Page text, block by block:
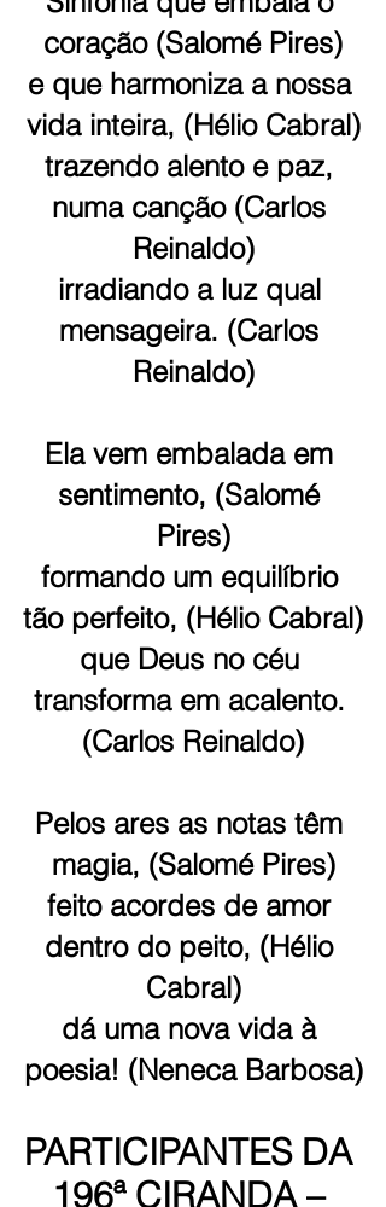
coração (Salomé Pires)
e que harmoniza a nossa
vida inteira, (Hélio Cabral)
trazendo alento e paz,
numa canção (Carlos
Reinaldo)
irradiando a luz qual
mensageira. (Carlos
Reinaldo)
Ela vem embalada em
sentimento, (Salomé
Pires)
formando um equilíbrio
tão perfeito, (Hélio Cabral)
que Deus no céu
transforma em acalento.
(Carlos Reinaldo)
Pelos ares as notas têm
magia, (Salomé Pires)
feito acordes de amor
dentro do peito, (Hélio
Cabral)
dá uma nova vida à
poesia! (Neneca Barbosa)
PARTICIPANTES DA
196ª CIRANDA –